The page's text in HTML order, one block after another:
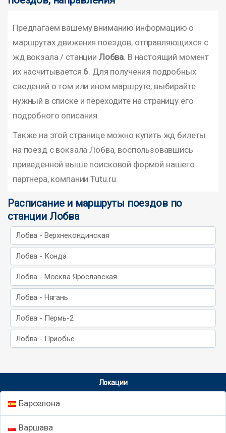
Предлагаем вашему вниманию информацию о
маршрутах движения поездов, отправляющихся с
жд вокзала / станции Лобва . В настоящий момент
их насчитывается 6 . Для получения подробных
сведений о том или ином маршруте, выбирайте
нужный в списке и переходите на страницу его
подробного описания.
Также на этой странице можно купить жд билеты
на поезд с вокзала Лобва, воспользовавшись
приведенной выше поисковой формой нашего
партнера, компании Tutu.ru.
Расписание и маршруты поездов по
станции Лобва
Лобва - Верхнекондинская
Лобва - Конда
Лобва - Москва Ярославская
Лобва - Нягань
Лобва - Пермь-2
Лобва - Приобье
Локации
Барселона
Варшава